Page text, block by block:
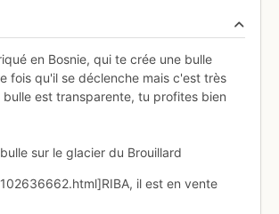
en Bosnie, qui te crée une bulle
fois qu'il se déclenche mais c'est très
est transparente, tu profites bien
sur le glacier du Brouillard
il est en vente